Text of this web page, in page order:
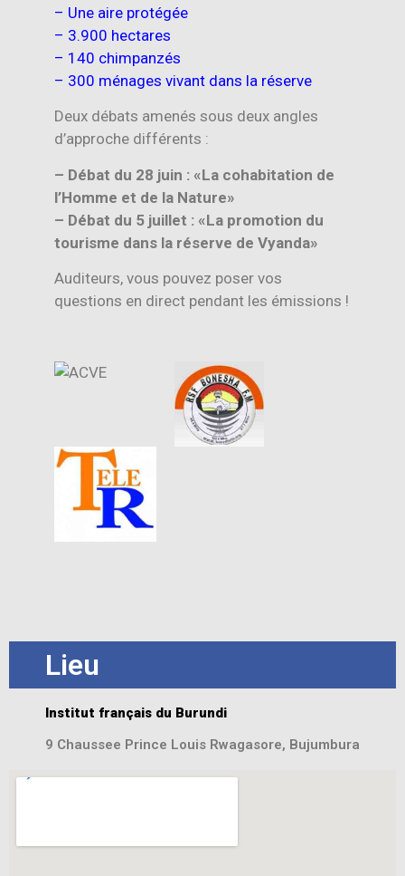
– Une aire protégée
– 3.900 hectares
– 140 chimpanzés
– 300 ménages vivant dans la réserve
Deux débats amenés sous deux angles
d’approche différents :
– Débat du 28 juin : «La cohabitation de
l’Homme et de la Nature»
– Débat du 5 juillet : «La promotion du
tourisme dans la réserve de Vyanda»
Auditeurs, vous pouvez poser vos
questions en direct pendant les émissions !
Lieu
Institut français du Burundi
9 Chaussee Prince Louis Rwagasore, Bujumbura